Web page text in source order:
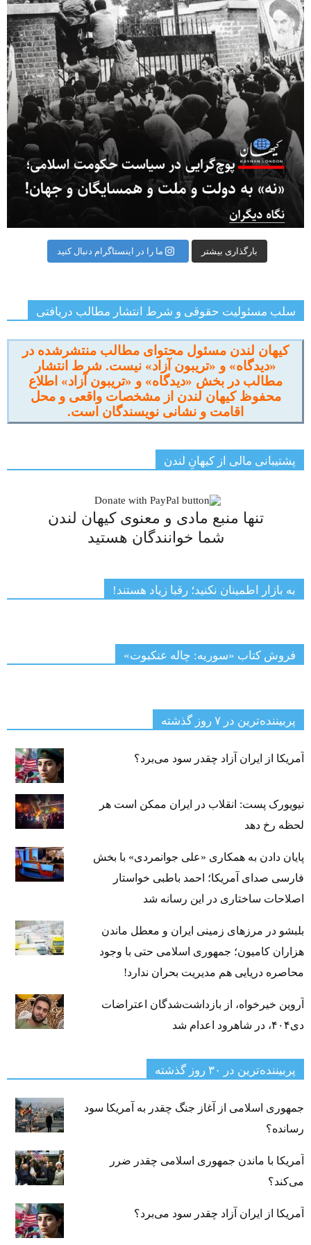
بارگذاری بیشتر ما را در اینستاگرام دنبال کنید
سلب مسئولیت حقوقی و شرط انتشار مطالب دریافتی
کیهان لندن مسئول محتوای مطالب منتشرشده در
«دیدگاه» و «تریبون آزاد» نیست. شرط انتشار
مطالب در بخش «دیدگاه» و «تریبون آزاد» اطلاع
محفوظ کیهان لندن از مشخصات واقعی و محل
اقامت و نشانی نویسندگان است.
پشتیبانی مالی از کیهانِ لندن
تنها منبع مادی و معنوی کیهان لندن
شما خوانندگان هستید
به بازار اطمینان نکنید؛ رقبا زیاد هستند!
فروش کتاب «سوریه: چاله عنکبوت»
پربیننده‌ترین‌ در ۷ روز گذشته
آمریکا از ایران آزاد چقدر سود می‌برد؟
نیویورک پست: انقلاب در ایران ممکن است هر
لحظه رخ دهد
پایان دادن به همکاری «علی جوانمردی» با بخش
فارسی صدای آمریکا؛ احمد باطبی خواستار
اصلاحات ساختاری در این رسانه شد
بلبشو در مرزهای زمینی ایران و معطل ماندن
هزاران کامیون؛ جمهوری اسلامی حتی با وجود
محاصره دریایی هم مدیریت بحران ندارد!
آروین خیرخواه، از بازداشت‌شدگان اعتراضات
دی۴۰۴، در شاهرود اعدام شد
پربیننده‌ترین‌ در ۳۰ روز گذشته
جمهوری اسلامی از آغاز جنگ چقدر به آمریکا سود
رسانده؟
آمریکا با ماندن جمهوری اسلامی چقدر ضرر
می‌کند؟
آمریکا از ایران آزاد چقدر سود می‌برد؟